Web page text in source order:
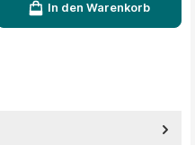
In den Warenkorb